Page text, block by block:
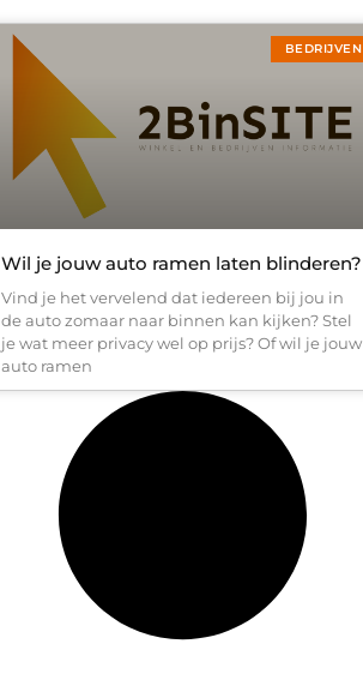
BEDRIJVEN
Wil je jouw auto ramen laten blinderen?
Vind je het vervelend dat iedereen bij jou in
de auto zomaar naar binnen kan kijken? Stel
je wat meer privacy wel op prijs? Of wil je jouw
auto ramen